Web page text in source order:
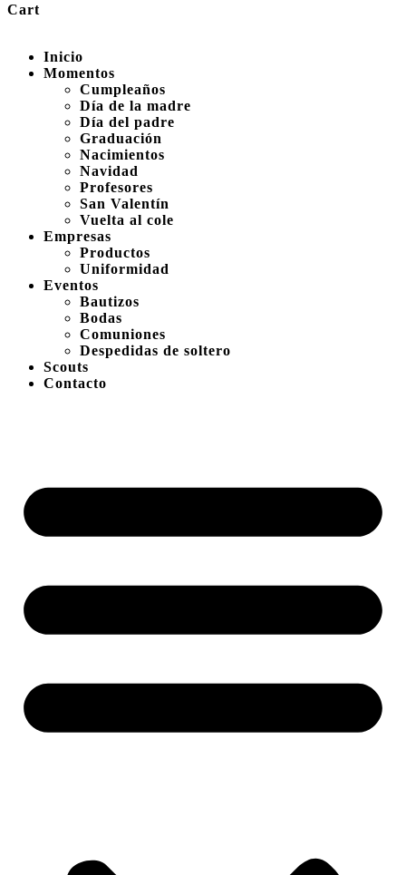
Cart
Inicio
Momentos
Cumpleaños
Día de la madre
Día del padre
Graduación
Nacimientos
Navidad
Profesores
San Valentín
Vuelta al cole
Empresas
Productos
Uniformidad
Eventos
Bautizos
Bodas
Comuniones
Despedidas de soltero
Scouts
Contacto